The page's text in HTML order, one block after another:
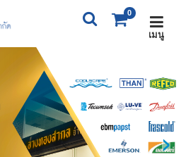
0
0
าสินค้า สั่งซื้อสินค้า
เมนู
›